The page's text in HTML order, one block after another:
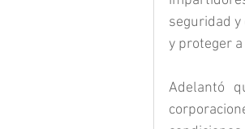
seguridad
y proteger
Adelantó